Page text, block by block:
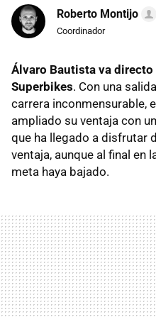
Roberto Montijo
Coordinador
Álvaro Bautista va
Superbikes. Con una
carrera inconmensurable,
ampliado su ventaja con
que ha llegado a disfrutar
ventaja, aunque al final en
meta haya bajado.